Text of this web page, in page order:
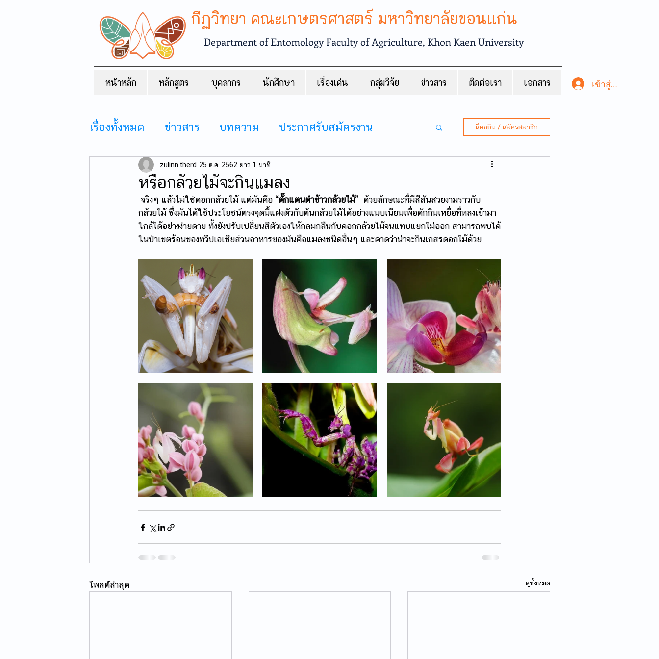
กีฏวิทยา คณะเกษตรศาสตร์ มหาวิทยาลัยขอนแก่น
Department of Entomology Faculty of Agriculture, Khon Kaen University
หน้าหลัก หลักสูตร บุคลากร นักศึกษา เรื่องเด่น กลุ่มวิจัย ข่าวสาร ติดต่อเรา เอกสาร เข้าสู่ระบบ
เรื่องทั้งหมด ข่าวสาร บทความ ประกาศรับสมัครงาน
กิจกรรม
ล็อกอิน / สมัครสมาชิก
หรือกล้วยไม้จะกินแมลง
zulinn.therd 25 ต.ค. 2562 ยาว 1 นาที
จริงๆ แล้วไม่ใช่ดอกกล้วยไม้ แต่มันคือ “ตั๊กแตนตำข้าวกล้วยไม้”
  ด้วยลักษณะที่มีสีสันสวยงามราวกับ
กล้วยไม้ ซึ่งมันได้ใช้ประโยชน์ตรงจุดนี้แฝงตัวกับต้นกล้วยไม้ได้อย่างแนบเนียนเพื่อดักกินเหยื่อที่หลงเข้ามา
ใกล้ได้อย่างง่ายดาย ทั้งยังปรับเปลี่ยนสีตัวเองให้กลมกลืนกับดอกกล้วยไม้จนแทบแยกไม่ออก สามารถพบได้
ในป่าเขตร้อนของทวีปเอเชียส่วนอาหารของมันคือแมลงชนิดอื่นๆ และคาดว่าน่าจะกินเกสรดอกไม้ด้วย
โพสต์ล่าสุด ดูทั้งหมด